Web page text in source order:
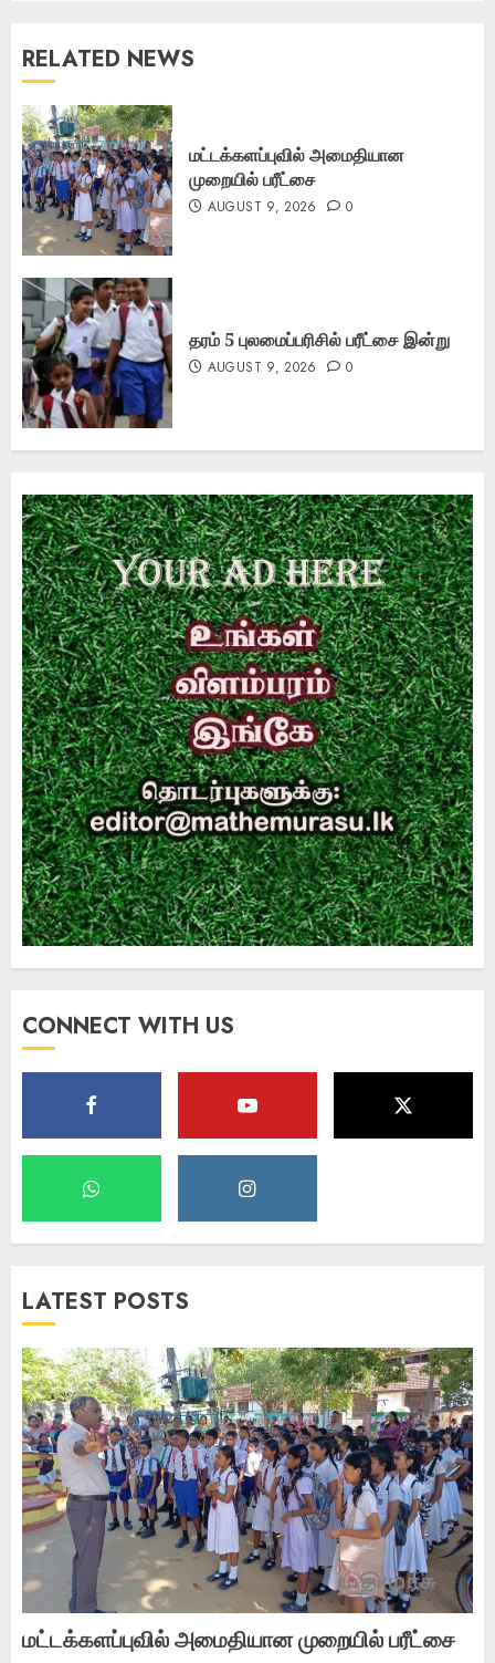
RELATED NEWS
மட்டக்களப்புவில் அமைதியான
முறையில் பரீட்சை
AUGUST 9, 2026 0
தரம் 5 புலமைப்பரிசில் பரீட்சை இன்று
AUGUST 9, 2026 0
CONNECT WITH US
LATEST POSTS
மட்டக்களப்புவில் அமைதியான முறையில் பரீட்சை